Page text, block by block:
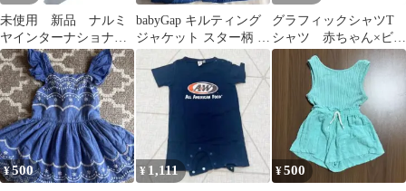
未使用 新品 ナルミ
ヤインターナショナ
ル タグ付き オトナ
ト Tシャツ
babyGap キルティング
ジャケット スター柄 ブ
ルー
グラフィックシャツT
シャツ 赤ちゃん×ビー
ル ブラック 古着
¥500 ¥ 1,111 ¥500